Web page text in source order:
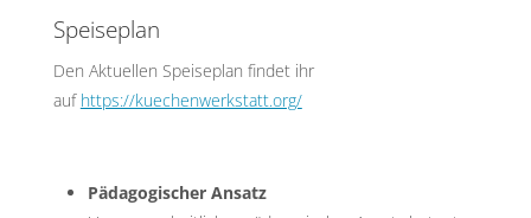
Speiseplan
Den Aktuellen Speiseplan findet ihr
auf https://kuechenwerkstatt.org/
Pädagogischer Ansatz